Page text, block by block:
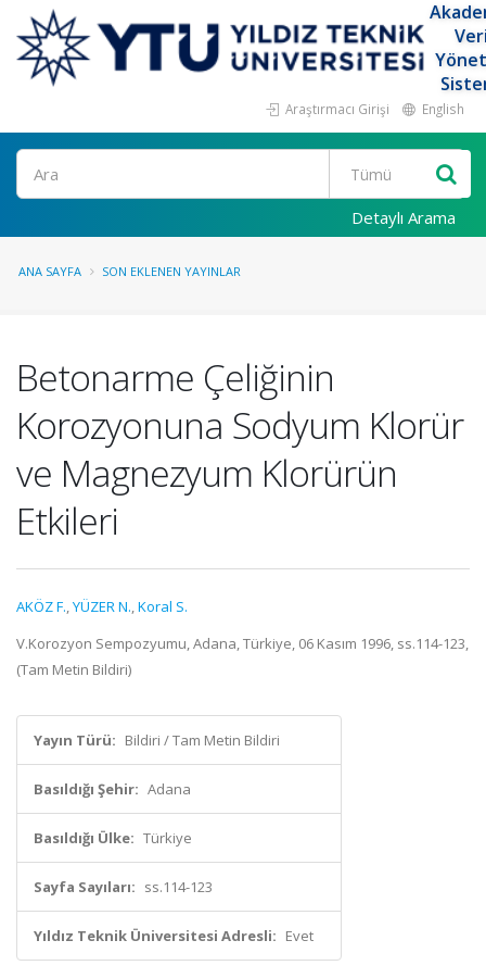
Araştırmacı Girişi English
Ara
Detaylı Arama
ANA SAYFA SON EKLENEN YAYINLAR
Betonarme Çeliğinin
Korozyonuna Sodyum Klorür
ve Magnezyum Klorürün
Etkileri
AKÖZ F.,YÜZER N.,Koral S.
V.Korozyon Sempozyumu, Adana, Türkiye, 06 Kasım 1996, ss.114-123,
(Tam Metin Bildiri)
Yayın Türü: Bildiri / Tam Metin Bildiri
Basıldığı Şehir: Adana
Basıldığı Ülke: Türkiye
Sayfa Sayıları: ss.114-123
Yıldız Teknik Üniversitesi Adresli: Evet